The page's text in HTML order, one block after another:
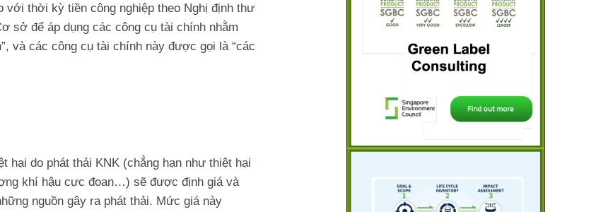
thời kỳ tiền công nghiệp theo Nghị định thư
sở để áp dụng các công cụ tài chính nhằm
và các công cụ tài chính này được gọi là “các
do phát thải KNK (chẳng hạn như thiệt hại
khí hậu cực đoan…) sẽ được định giá và
nguồn gây ra phát thải. Mức giá này